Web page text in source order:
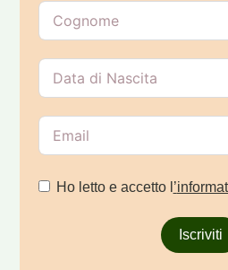
Ho letto e accetto l ’
Iscriviti